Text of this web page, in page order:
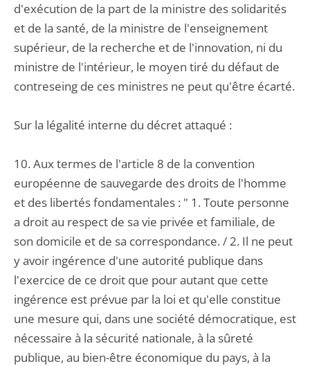
d'exécution de la part de la ministre des solidarités
et de la santé, de la ministre de l'enseignement
supérieur, de la recherche et de l'innovation, ni du
ministre de l'intérieur, le moyen tiré du défaut de
contreseing de ces ministres ne peut qu'être écarté.
Sur la légalité interne du décret attaqué :
10. Aux termes de l'article 8 de la convention
européenne de sauvegarde des droits de l'homme
et des libertés fondamentales : " 1. Toute personne
a droit au respect de sa vie privée et familiale, de
son domicile et de sa correspondance. / 2. Il ne peut
y avoir ingérence d'une autorité publique dans
l'exercice de ce droit que pour autant que cette
ingérence est prévue par la loi et qu'elle constitue
une mesure qui, dans une société démocratique, est
nécessaire à la sécurité nationale, à la sûreté
publique, au bien-être économique du pays, à la